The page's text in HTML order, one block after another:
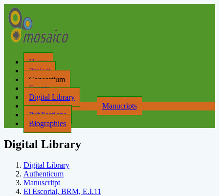
Home
Project
Consortium
Events
Digital Library
Manucripts
Publications
Biographies
Digital Library
Digital Library
Authenticum
Manuscritpt
El Escorial, BRM, E.I.11